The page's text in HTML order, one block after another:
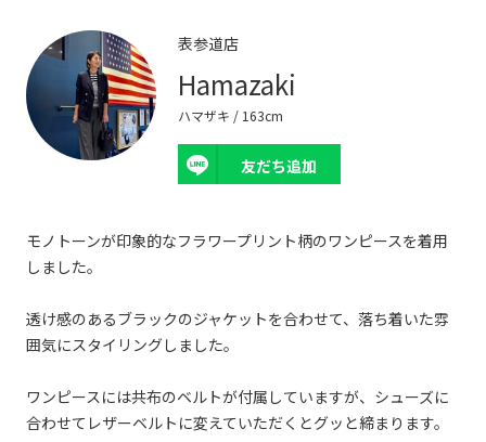
表参道店
Hamazaki
ハマザキ / 163cm
友だち追加
モノトーンが印象的なフラワープリント柄のワンピースを着用
しました。
透け感のあるブラックのジャケットを合わせて、落ち着いた雰
囲気にスタイリングしました。
ワンピースには共布のベルトが付属していますが、シューズに
合わせてレザーベルトに変えていただくとグッと締まります。